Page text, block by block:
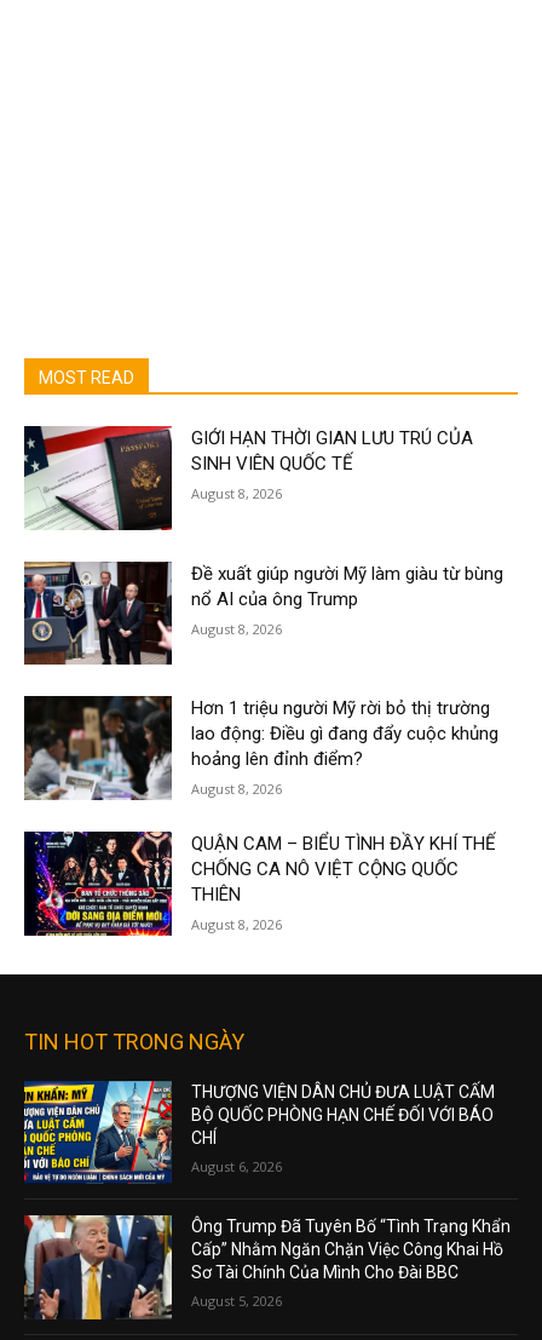
MOST READ
GIỚI HẠN THỜI GIAN LƯU TRÚ CỦA
SINH VIÊN QUỐC TẾ
August 8, 2026
Đề xuất giúp người Mỹ làm giàu từ bùng
nổ AI của ông Trump
August 8, 2026
Hơn 1 triệu người Mỹ rời bỏ thị trường
lao động: Điều gì đang đẩy cuộc khủng
hoảng lên đỉnh điểm?
August 8, 2026
QUẬN CAM – BIỂU TÌNH ĐẦY KHÍ THẾ
CHỐNG CA NÔ VIỆT CỘNG QUỐC
THIÊN
August 8, 2026
TIN HOT TRONG NGÀY
THƯỢNG VIỆN DÂN CHỦ ĐƯA LUẬT CẤM
BỘ QUỐC PHÒNG HẠN CHẾ ĐỐI VỚI BÁO
CHÍ
August 6, 2026
Ông Trump Đã Tuyên Bố “Tình Trạng Khẩn
Cấp” Nhằm Ngăn Chặn Việc Công Khai Hồ
Sơ Tài Chính Của Mình Cho Đài BBC
August 5, 2026